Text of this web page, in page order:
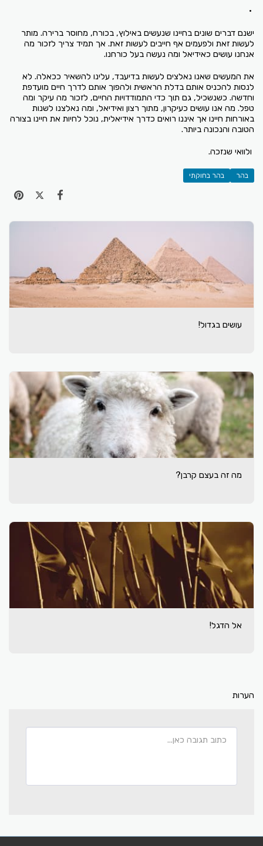
•
ישנם דברים שונים בחיינו שנעשים באילוץ, בכורח, מחוסר ברירה. מותר
לעשות זאת ולפעמים אף חייבים לעשות זאת. אך תמיד צריך לזכור מה
אנחנו עושים כאידיאל ומה נעשה בעל כורחנו.
את המעשים שאנו נאלצים לעשות בדיעבד, עלינו להשאיר ככאלה. לא
לנסות להכניס אותם בדלת הראשית ולהפוך אותם לדרך חיים מועדפת
וחדשה. כשנשכיל, גם תוך כדי התמודדויות החיים, לזכור מה עיקר ומה
טפל. מה אנו עושים כעיקרון, מתוך רצון ואידיאל, ומה נאלצנו לשנות
באורחות חיינו אך איננו רואים כדרך אידיאלית, נוכל לחיות את חיינו בצורה
הטובה והנכונה ביותר.
ולוואי שנזכה.
בהר בהר בחוקתי
עושים בגדול!
מה זה בעצם קרבן?
אל הדגל!
הערות